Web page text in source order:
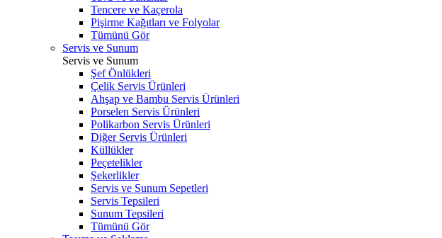
Tencere ve Kaçerola
Pişirme Kağıtları ve Folyolar
Tümünü Gör
Servis ve Sunum
Servis ve Sunum
Şef Önlükleri
Çelik Servis Ürünleri
Ahşap ve Bambu Servis Ürünleri
Porselen Servis Ürünleri
Polikarbon Servis Ürünleri
Diğer Servis Ürünleri
Küllükler
Peçetelikler
Şekerlikler
Servis ve Sunum Sepetleri
Servis Tepsileri
Sunum Tepsileri
Tümünü Gör